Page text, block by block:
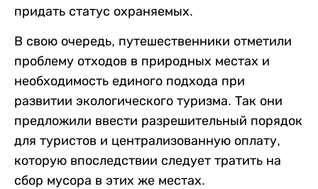
придать статус охраняемых.
В свою очередь, путешественники отметили
проблему отходов в природных местах и
необходимость единого подхода при
развитии экологического туризма. Так они
предложили ввести разрешительный порядок
для туристов и централизованную оплату,
которую впоследствии следует тратить на
сбор мусора в этих же местах.